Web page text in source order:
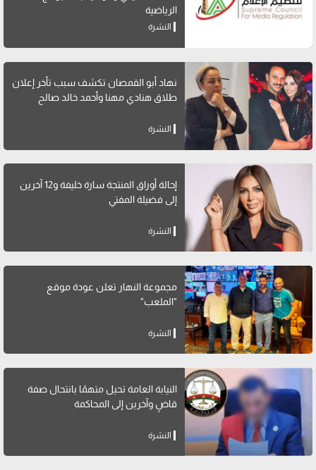
الرياضية
النشرة
نهاد أبو القمصان تكشف سبب تأخر إعلان
طلاق هنادي مهنا وأحمد خالد صالح
النشرة
إحالة أوراق المنتجة سارة خليفة و12 آخرين
إلى فضيلة المفتي
النشرة
مجموعة النهار تعلن عودة موقع
"الملعب"
النشرة
النيابة العامة تحيل متهمًا بانتحال صفة
قاضٍ وآخرين إلى المحاكمة
النشرة